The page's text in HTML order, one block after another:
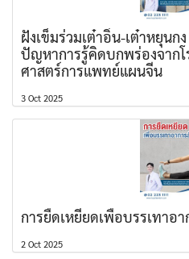
ฝังเข็มร่วมเต๋าอิ่น-เต๋าหยุน
ปัญหาการรู้คิดบกพร่องจาก
ศาสตร์การแพทย์แผนจีน
3 Oct 2025
การยืดเหยียดเพื่อบรรเทาอ
2 Oct 2025